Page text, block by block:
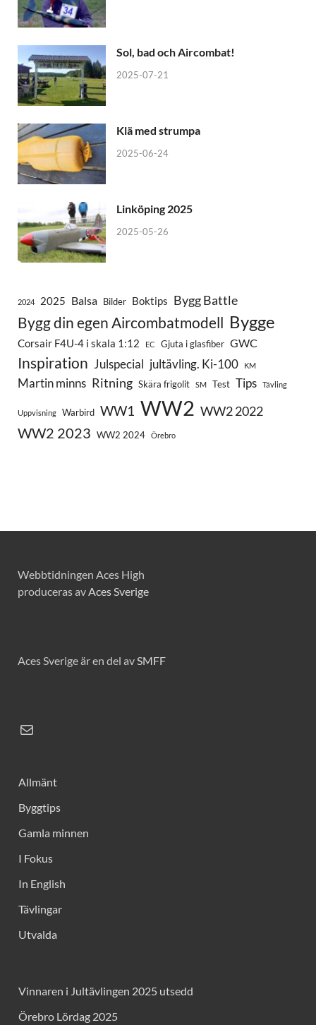
Sol, bad och Aircombat!
2025-07-21
Klä med strumpa
2025-06-24
Linköping 2025
2025-05-26
2024 2025 Balsa Bilder Boktips Bygg Battle
Bygg din egen Aircombatmodell Bygge
Corsair F4U-4 i skala 1:12 EC Gjuta i glasfiber GWC
Inspiration Julspecial jultävling. Ki-100 KM
Martin minns Ritning Skära frigolit SM Test Tips Tävling
Uppvisning Warbird WW1 WW2 WW2 2022
WW2 2023 WW2 2024 Örebro
Webbtidningen Aces High
produceras avAces Sverige
Aces Sverige är en del avSMFF
Allmänt
Byggtips
Gamla minnen
I Fokus
In English
Tävlingar
Utvalda
Vinnaren i Jultävlingen 2025 utsedd
Örebro Lördag 2025